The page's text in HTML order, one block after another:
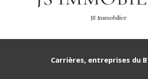
JS Immobilier
Carrières, entreprises du